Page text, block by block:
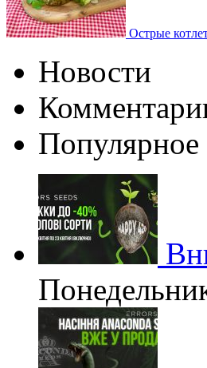
Острые
Новости
Популярное